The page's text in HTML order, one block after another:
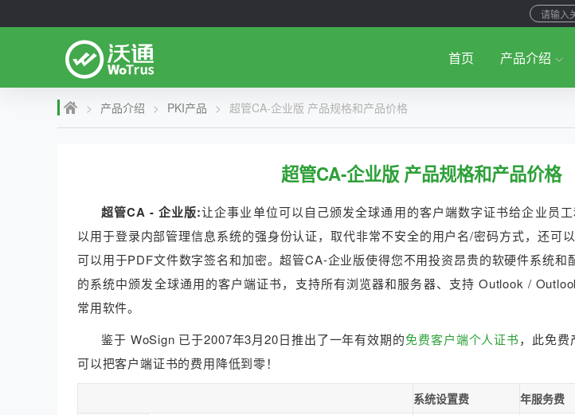
首页 产品介绍
> 产品介绍 > PKI产品 > 超管CA-企业版 产品规格和产品价格
超管CA-企业版 产品规格和产品价格
超管CA - 企业版:让企事业单位可以自己颁发全球通用的客户端数字证书给企业员
以用于登录内部管理信息系统的强身份认证，取代非常不安全的用户名/密码方式，还可
可以用于PDF文件数字签名和加密。超管CA-企业版使得您不用投资昂贵的软硬件系统和
的系统中颁发全球通用的客户端证书，支持所有浏览器和服务器、支持 Outlook /
常用软件。
鉴于 WoSign 已于2007年3月20日推出了一年有效期的免费客户端个人证书，此免费
可以把客户端证书的费用降低到零！
系统设置费 年服务费